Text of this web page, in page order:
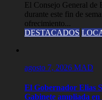
El Consejo General
durante este fin de
ofrecimiento...
DESTACADOS
agosto 7, 2026 MAD
El Gobernador Elias
Gabinete ampliada